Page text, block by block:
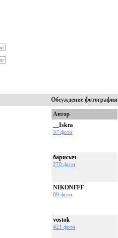
Обсуждение фотографии
Автор
__Iskra
37 фото
барисыч
270 фото
NIKONFFF
89 фото
vostok
421 фото